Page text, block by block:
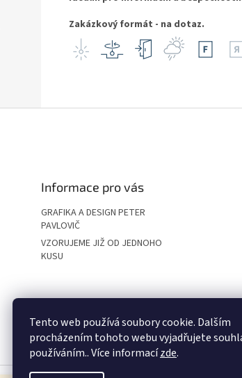
Tento web používá soubory cookie. Dalším
procházením tohoto webu vyjadřujete
používáním.. Více informacízde.
Zakázkový formát - na dotaz.
Informace pro vás
GRAFIKA A DESIGN PETER
PAVLOVIČ
VZORUJEME JIŽ OD JEDNOHO
KUSU